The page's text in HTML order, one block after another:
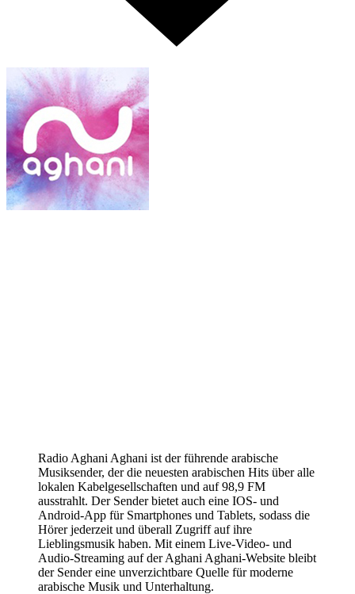
Radio Aghani Aghani ist der führende arabische
Musiksender, der die neuesten arabischen Hits über alle
lokalen Kabelgesellschaften und auf 98,9 FM
ausstrahlt. Der Sender bietet auch eine IOS- und
Android-App für Smartphones und Tablets, sodass die
Hörer jederzeit und überall Zugriff auf ihre
Lieblingsmusik haben. Mit einem Live-Video- und
Audio-Streaming auf der Aghani Aghani-Website bleibt
der Sender eine unverzichtbare Quelle für moderne
arabische Musik und Unterhaltung.